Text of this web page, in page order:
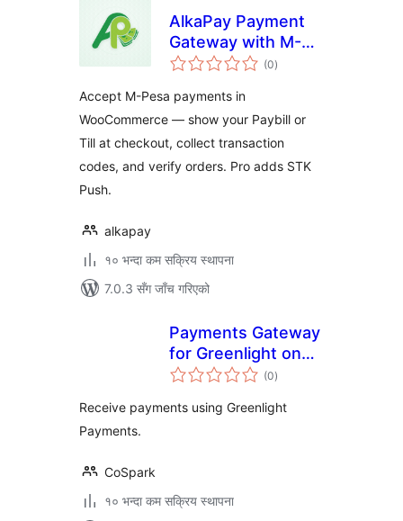
AlkaPay Payment
Gateway with M-
Pesa for
(0कुल
रेटिङ्गहरू
)
Accept M-Pesa payments in
WooCommerce — show your Paybill or
Till at checkout, collect transaction
codes, and verify orders. Pro adds STK
Push.
alkapay
१० भन्दा कम सक्रिय स्थापना
7.0.3 सँग जाँच गरिएको
Payments Gateway
for Greenlight on
WooCommerce
(0कुल
रेटिङ्गहरू
)
Receive payments using Greenlight
Payments.
CoSpark
१० भन्दा कम सक्रिय स्थापना